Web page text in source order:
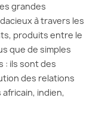
grandes
à travers les
produits entre le
que de simples
: ils sont des
des relations
indien,